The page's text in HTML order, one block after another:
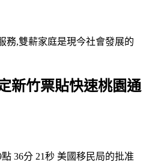
務,雙薪家庭是現今社會發展的
新竹票貼快速桃園通
36分 21秒 美國移民局的批准